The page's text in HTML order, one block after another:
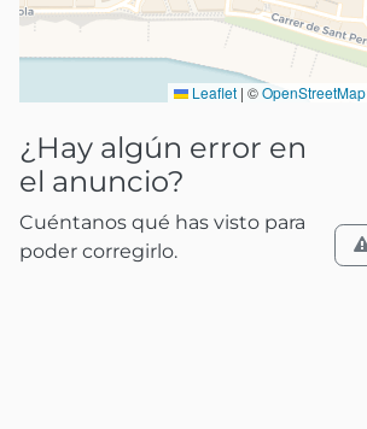
Leaflet | ©OpenStreetMap
¿Hay algún error en
el anuncio?
Cuéntanos qué has visto para
poder corregirlo.